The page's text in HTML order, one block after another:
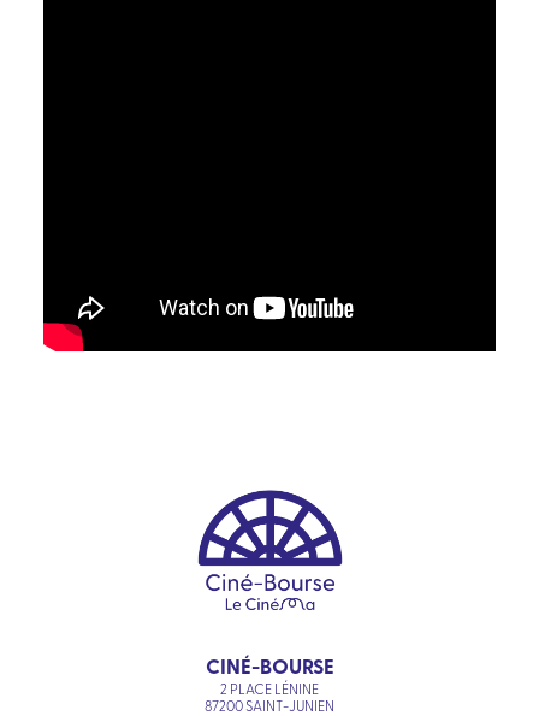
CINÉ-BOURSE
2 PLACE LÉNINE
87200 SAINT-JUNIEN